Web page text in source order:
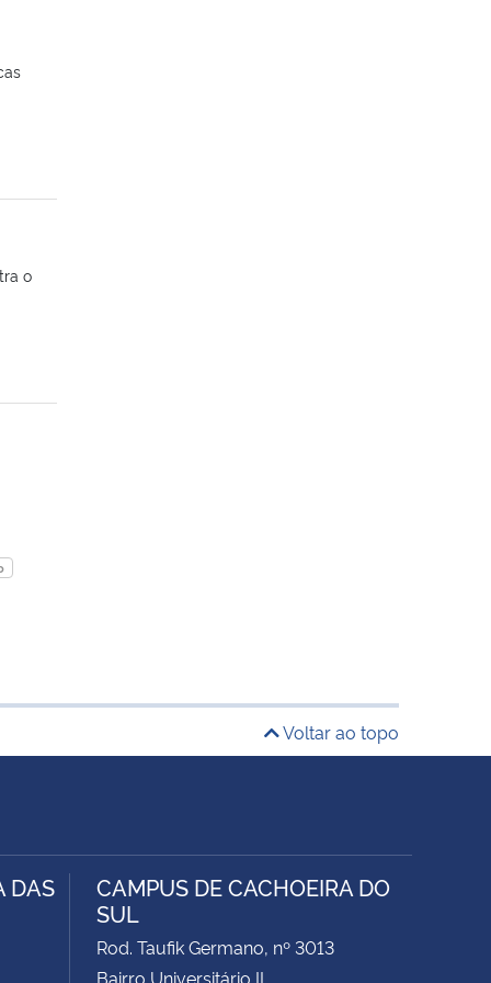
o
Voltar ao topo
DAS
CAMPUS DE CACHOEIRA DO
SUL
Rod. Taufik Germano, nº 3013
Bairro Universitário II